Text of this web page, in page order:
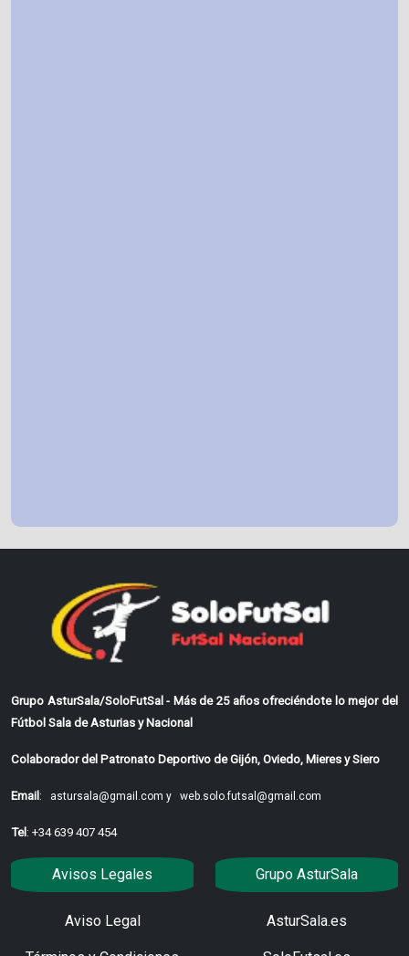
Grupo AsturSala/SoloFutSal - Más de 25 años ofreciéndote lo mejor del
Fútbol Sala de Asturias y Nacional
Colaborador del Patronato Deportivo de Gijón, Oviedo, Mieres y Siero
Email: astursala@gmail.com y web.solo.futsal@gmail.com
Tel: +34 639 407 454
Avisos Legales
Aviso Legal
Grupo AsturSala
AsturSala.es